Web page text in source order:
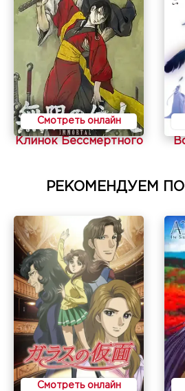
Смотреть онлайн
Клинок Бессмертного
РЕКОМЕНДУЕМ
Смотреть онлайн